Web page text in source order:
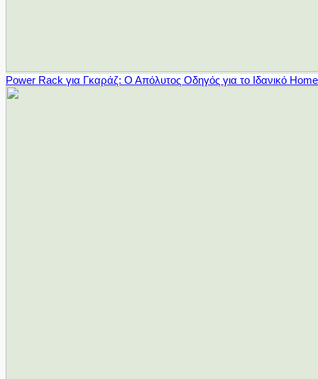
Power Rack για Γκαράζ: Ο Απόλυτος Οδηγός για το Ιδανικό